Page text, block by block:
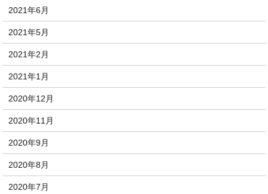
2021年6月
2021年5月
2021年2月
2021年1月
2020年12月
2020年11月
2020年9月
2020年8月
2020年7月